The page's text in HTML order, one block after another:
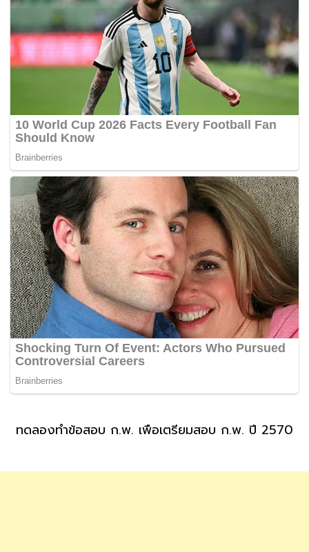
ทดลองทำข้อสอบ ก.พ. เพื่อเตรียมสอบ ก.พ. ปี 2570